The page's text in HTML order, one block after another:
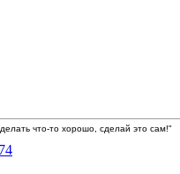
что-то хорошо, сделай это сам!"